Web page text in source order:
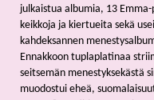
julkaistua albumia, 13
keikkoja ja kiertueita sekä
kahdeksannen
Ennakkoon tuplaplatinaa
seitsemän menestyksekästä
muodostui eheä,